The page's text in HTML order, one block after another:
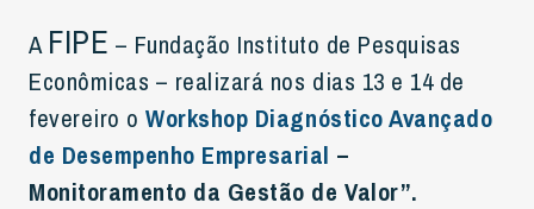
A FIPE – Fundação Instituto de Pesquisas
Econômicas – realizará nos dias 13 e 14 de
fevereiro oWorkshop Diagnóstico Avançado
de Desempenho Empresarial –
Monitoramento da Gestão de Valor”.